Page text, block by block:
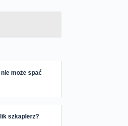
może spać
szkaplerz?